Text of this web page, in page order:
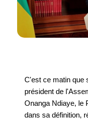
C'est ce matin que
président de
Onanga Ndiaye, le
dans sa définition,